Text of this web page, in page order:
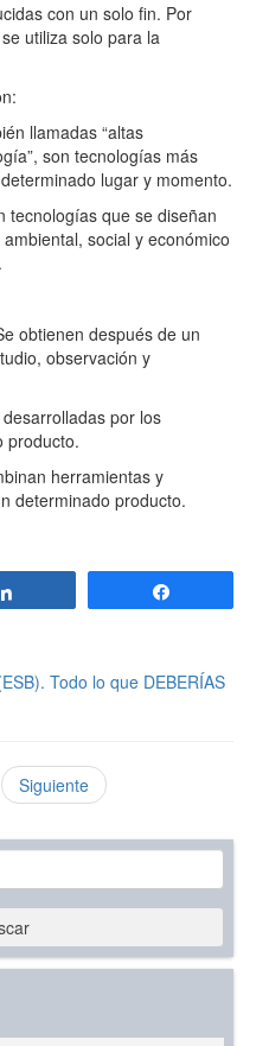
con un solo fin. Por
utiliza solo para la
llamadas “altas
son tecnologías más
lugar y momento.
tecnologías que se diseñan
social y económico
obtienen después de un
observación y
desarrolladas por los
producto.
herramientas y
determinado producto.
Todo lo que DEBERÍAS
Siguiente